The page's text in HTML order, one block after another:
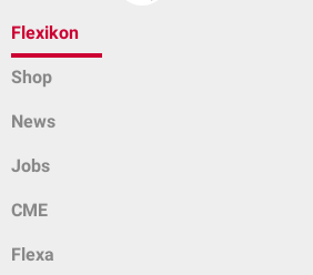
Flexikon
Shop
News
Jobs
CME
Flexa